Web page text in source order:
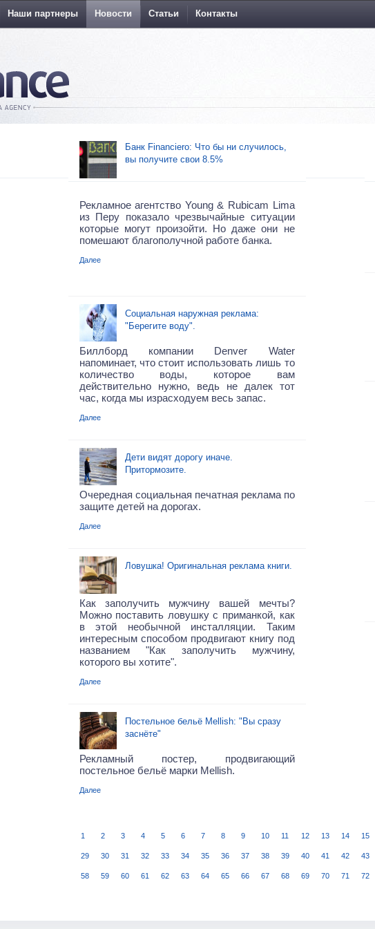
Наши партнеры Новости Статьи Контакты
Банк Financiero: Что бы ни случилось,
вы получите свои 8.5%
Рекламное агентство Young & Rubicam Lima
из Перу показало чрезвычайные ситуации
которые могут произойти. Но даже они не
помешают благополучной работе банка.
Далее
Социальная наружная реклама:
"Берегите воду".
Биллборд компании Denver Water
напоминает, что стоит использовать лишь то
количество воды, которое вам
действительно нужно, ведь не далек тот
час, когда мы израсходуем весь запас.
Далее
Дети видят дорогу иначе.
Притормозите.
Очередная социальная печатная реклама по
защите детей на дорогах.
Далее
Ловушка! Оригинальная реклама книги.
Как заполучить мужчину вашей мечты?
Можно поставить ловушку с приманкой, как
в этой необычной инсталляции. Таким
интересным способом продвигают книгу под
названием "Как заполучить мужчину,
которого вы хотите".
Далее
Постельное бельё Mellish: "Вы сразу
заснёте"
Рекламный постер, продвигающий
постельное бельё марки Mellish.
Далее
1 2 3 4 5 6 7 8 9 10 11 12 13 14 15
29 30 31 32 33 34 35 36 37 38 39 40 41 42 43
58 59 60 61 62 63 64 65 66 67 68 69 70 71 72